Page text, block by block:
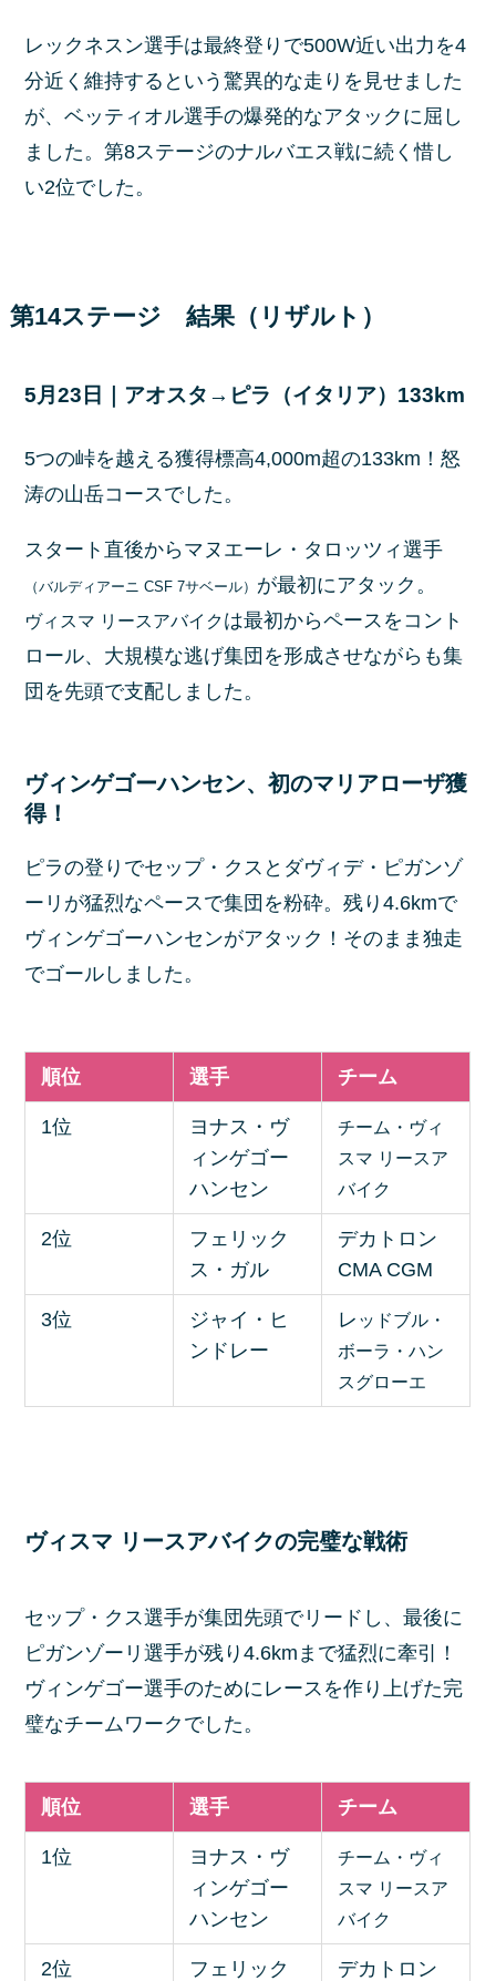
レックネスン選手は最終登りで500W近い出力を4
分近く維持するという驚異的な走りを見せました
が、ベッティオル選手の爆発的なアタックに屈し
ました。第8ステージのナルバエス戦に続く惜し
い2位でした。
第14ステージ 結果（リザルト）
5月23日｜アオスタ→ピラ（イタリア）133km
5つの峠を越える獲得標高4,000m超の133km！怒
涛の山岳コースでした。
スタート直後からマヌエーレ・タロッツィ選手
（バルディアーニ CSF 7サベール） が最初にアタック。
ヴィスマ リースアバイクは最初からペースをコント
ロール、大規模な逃げ集団を形成させながらも集
団を先頭で支配しました。
ヴィンゲゴーハンセン、初のマリアローザ獲
得！
ピラの登りでセップ・クスとダヴィデ・ピガンゾ
ーリが猛烈なペースで集団を粉砕。残り4.6kmで
ヴィンゲゴーハンセンがアタック！そのまま独走
でゴールしました。
順位 選手 チーム
1位
ヨナス・ヴ
ィンゲゴー
ハンセン
チーム・ヴィ
スマ リースア
バイク
2位
フェリック
ス・ガル
デカトロン
CMA CGM
3位
ジャイ・ヒ
ンドレー
レ ッドブル・
ボーラ・ハン
スグローエ
ヴィスマ リースアバイクの完璧な戦術
セップ・クス選手が集団先頭でリードし、最後に
ピガンゾーリ選手が残り4.6kmまで猛烈に牽引！
ヴィンゲゴー選手のためにレースを作り上げた完
璧なチームワークでした。
順位 選手 チーム
1位
ヨナス・ヴ
ィンゲゴー
ハンセン
チーム・ヴィ
スマ リースア
バイク
2位
フェリック
デカトロン